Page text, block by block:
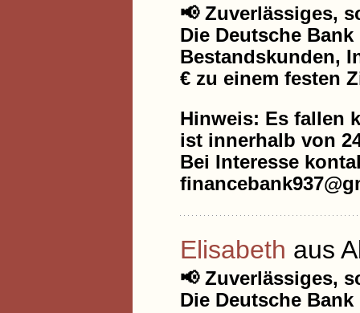
📢 Zuverlässiges,
Die Deutsche
Bestandskunden,
€ zu einem festen
Hinweis: Es fallen
ist innerhalb von
Bei Interesse
Elisabeth aus
📢 Zuverlässiges,
Die Deutsche